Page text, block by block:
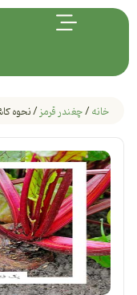
خانه/چغندر قرمز/ نحوه